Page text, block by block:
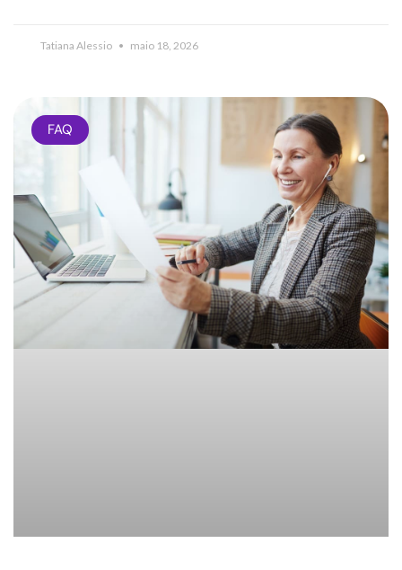
Tatiana Alessio maio 18, 2026
FAQ